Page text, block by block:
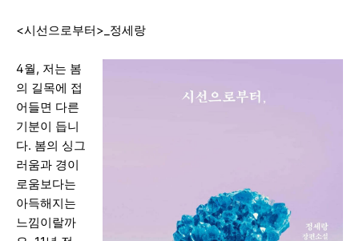
<시선으로부터>_정세랑
4월, 저는 봄
의 길목에 접
어들면 다른
기분이 듭니
다. 봄의 싱그
러움과 경이
로움보다는
아득해지는
느낌이랄까